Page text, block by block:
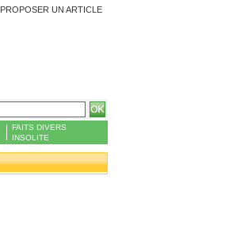
PROPOSER UN ARTICLE
FAITS DIVERS
INSOLITE